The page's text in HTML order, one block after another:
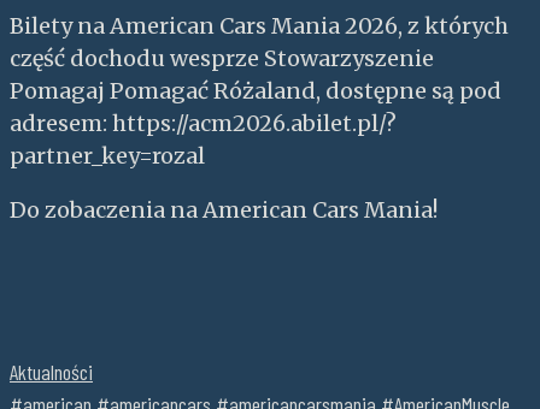
Bilety na American Cars Mania 2026, z których
część dochodu wesprze Stowarzyszenie
Pomagaj Pomagać Różaland, dostępne są pod
adresem: https://acm2026.abilet.pl/?
partner_key=rozal
Do zobaczenia na American Cars Mania!
Aktualności
#american #americancars #americancarsmania #AmericanMuscle